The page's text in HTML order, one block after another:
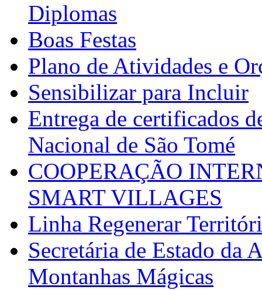
Diplomas
Boas Festas
Plano de Atividades e
Sensibilizar para Incluir
Entrega de certificados
Nacional de São Tomé
COOPERAÇÃO
SMART VILLAGES
Linha Regenerar
Secretária de Estado da
Montanhas Mágicas